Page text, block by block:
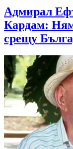
Адмирал
Кардам:
срещу